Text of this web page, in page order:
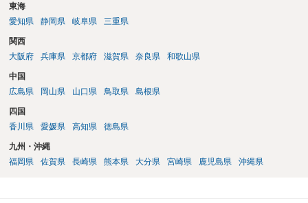
東海
愛知県
静岡県 岐阜県 三重県
関西
大阪府
兵庫県 京都府 滋賀県 奈良県 和歌山県
中国
広島県
岡山県 山口県 鳥取県 島根県
四国
香川県
愛媛県 高知県 徳島県
九州・沖縄
福岡県
佐賀県 長崎県 熊本県 大分県 宮崎県 鹿児島県 沖縄県